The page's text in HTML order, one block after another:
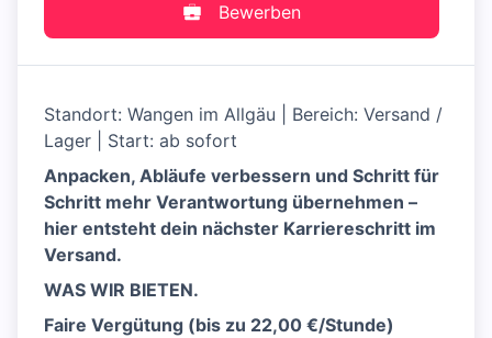
Bewerben
Standort: Wangen im Allgäu | Bereich: Versand /
Lager | Start: ab sofort
Anpacken, Abläufe verbessern und Schritt für
Schritt mehr Verantwortung übernehmen –
hier entsteht dein nächster Karriereschritt im
Versand.
WAS WIR BIETEN.
Faire Vergütung (bis zu 22,00 €/Stunde)